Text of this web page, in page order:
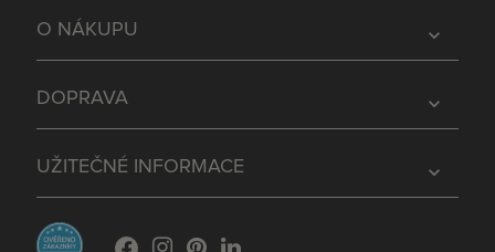
expand_more
O NÁKUPU
expand_more
DOPRAVA
expand_more
UŽITEČNÉ INFORMACE